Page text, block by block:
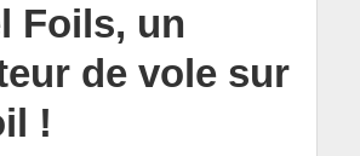
Foils, un
de vole sur
!